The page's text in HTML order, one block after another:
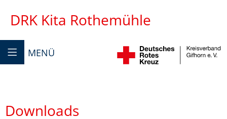
DRK Kita Rothemühle
MENÜ
Downloads